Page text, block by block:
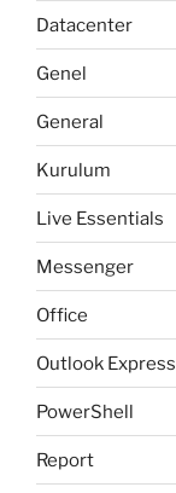
Datacenter
Genel
General
Kurulum
Live Essentials
Messenger
Office
Outlook Express
PowerShell
Report